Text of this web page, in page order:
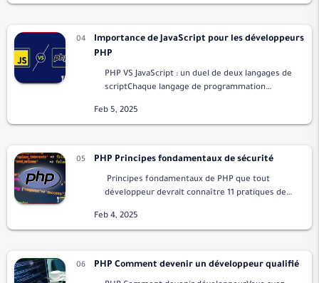
le Web …
Importance de JavaScript pour les développeurs
PHP
PHP VS JavaScript : un duel de deux langages de
scriptChaque langage de programmation
pour la plupart, et le langage qu'un program…
PHP Principes fondamentaux de sécurité
Principes fondamentaux de PHP que tout
développeur devrait connaître 11 pratiques de
langage de script côté serveur largement util…
PHP Comment devenir un développeur qualifié